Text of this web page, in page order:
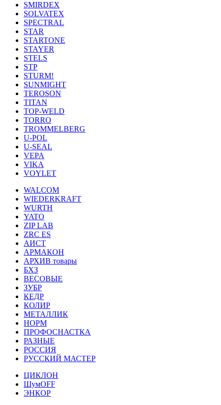
SMIRDEX
SOLVATEX
SPECTRAL
STAR
STARTONE
STAYER
STELS
STP
STURM!
SUNMIGHT
TEROSON
TITAN
TOP-WELD
TORRO
TROMMELBERG
U-POL
U-SEAL
VEPA
VIKA
VOYLET
WALCOM
WIEDERKRAFT
WURTH
YATO
ZIP LAB
ZRC ES
АИСТ
АРМАКОН
АРХИВ товары
БХЗ
ВЕСОВЫЕ
ЗУБР
КЕДР
КОЛИР
МЕТАЛЛИК
НОРМ
ПРОФОСНАСТКА
РАЗНЫЕ
РОССИЯ
РУССКИЙ МАСТЕР
ЦИКЛОН
ШумOFF
ЭНКОР